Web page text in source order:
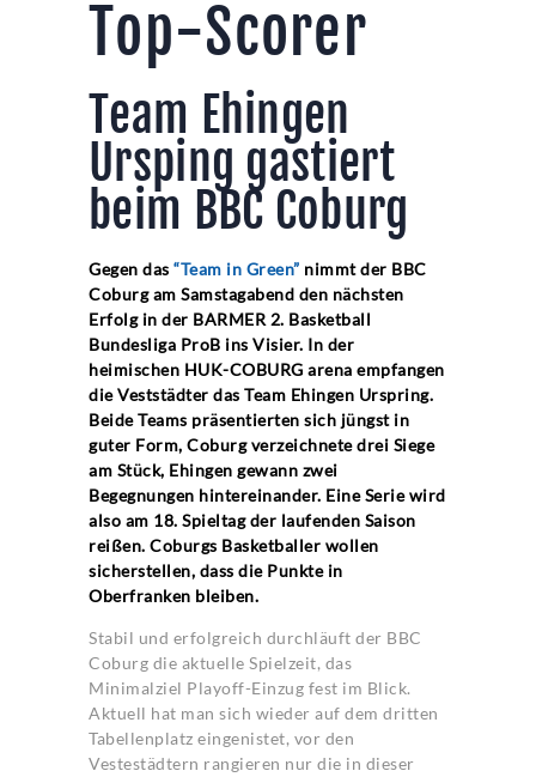
Top-Scorer
Team Ehingen
Ursping gastiert
beim BBC Coburg
Gegen das “Team in Green” nimmt der BBC
Coburg am Samstagabend den nächsten
Erfolg in der BARMER 2. Basketball
Bundesliga ProB ins Visier. In der
heimischen HUK-COBURG arena empfangen
die Veststädter das Team Ehingen Urspring.
Beide Teams präsentierten sich jüngst in
guter Form, Coburg verzeichnete drei Siege
am Stück, Ehingen gewann zwei
Begegnungen hintereinander. Eine Serie wird
also am 18. Spieltag der laufenden Saison
reißen. Coburgs Basketballer wollen
sicherstellen, dass die Punkte in
Oberfranken bleiben.
Stabil und erfolgreich durchläuft der BBC
Coburg die aktuelle Spielzeit, das
Minimalziel Playoff-Einzug fest im Blick.
Aktuell hat man sich wieder auf dem dritten
Tabellenplatz eingenistet, vor den
Vestestädtern rangieren nur die in dieser